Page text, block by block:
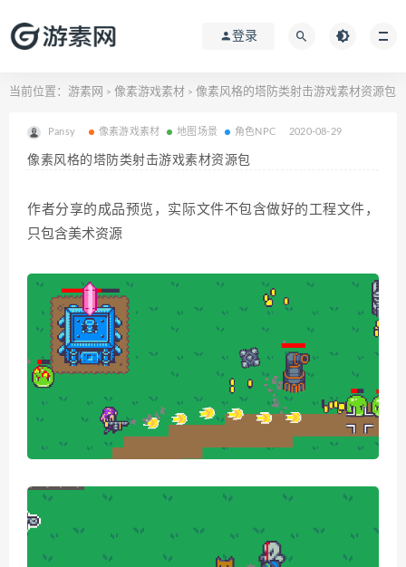
登录
当前位置： 游素网 > 像素游戏素材 > 像素风格的塔防类射击游戏素材资源包
Pansy 像素游戏素材 地图场景 角色NPC 2020-08-29
像素风格的塔防类射击游戏素材资源包
作者分享的成品预览，实际文件不包含做好的工程文件，
只包含美术资源